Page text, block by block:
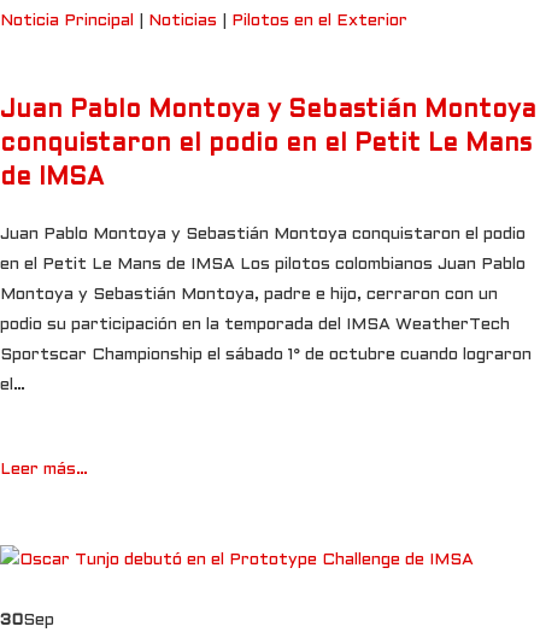
Noticia Principal
Noticias Pilotos en el Exterior
Juan Pablo Montoya y Sebastián Montoya
conquistaron el podio en el Petit Le Mans
de IMSA
Juan Pablo Montoya y Sebastián Montoya conquistaron el podio
en el Petit Le Mans de IMSA Los pilotos colombianos Juan Pablo
Montoya y Sebastián Montoya, padre e hijo, cerraron con un
podio su participación en la temporada del IMSA WeatherTech
Sportscar Championship el sábado 1° de octubre cuando lograron
el…
Leer más…
30Sep